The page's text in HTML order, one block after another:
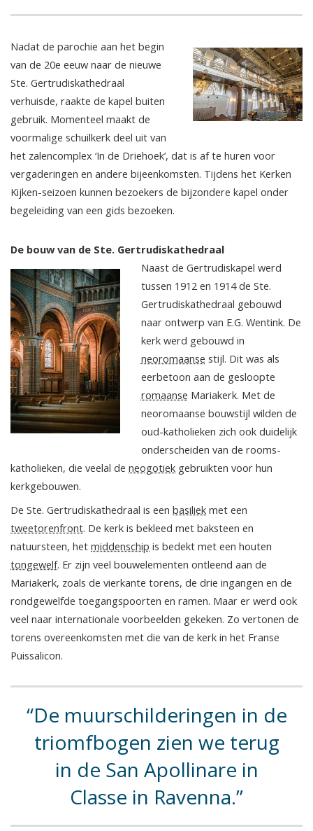
Nadat de parochie aan het begin
van de 20e eeuw naar de nieuwe
Ste. Gertrudiskathedraal
verhuisde, raakte de kapel buiten
gebruik. Momenteel maakt de
voormalige schuilkerk deel uit van
het zalencomplex ‘In de Driehoek’, dat is af te huren voor
vergaderingen en andere bijeenkomsten. Tijdens het Kerken
Kijken-seizoen kunnen bezoekers de bijzondere kapel onder
begeleiding van een gids bezoeken.
De bouw van de Ste. Gertrudiskathedraal
Naast de Gertrudiskapel werd
tussen 1912 en 1914 de Ste.
Gertrudiskathedraal gebouwd
naar ontwerp van E.G. Wentink. De
kerk werd gebouwd in
neoromaanse stijl. Dit was als
eerbetoon aan de gesloopte
romaanse Mariakerk. Met de
neoromaanse bouwstijl wilden de
oud-katholieken zich ook duidelijk
onderscheiden van de rooms-
katholieken, die veelal de neogotiek gebruikten voor hun
kerkgebouwen.
De Ste. Gertrudiskathedraal is een basiliek met een
tweetorenfront. De kerk is bekleed met baksteen en
natuursteen, het middenschip is bedekt met een houten
tongewelf. Er zijn veel bouwelementen ontleend aan de
Mariakerk, zoals de vierkante torens, de drie ingangen en de
rondgewelfde toegangspoorten en ramen. Maar er werd ook
veel naar internationale voorbeelden gekeken. Zo vertonen de
torens overeenkomsten met die van de kerk in het Franse
Puissalicon.
De muurschilderingen in de
triomfbogen zien we terug
in de San Apollinare in
Classe in Ravenna.